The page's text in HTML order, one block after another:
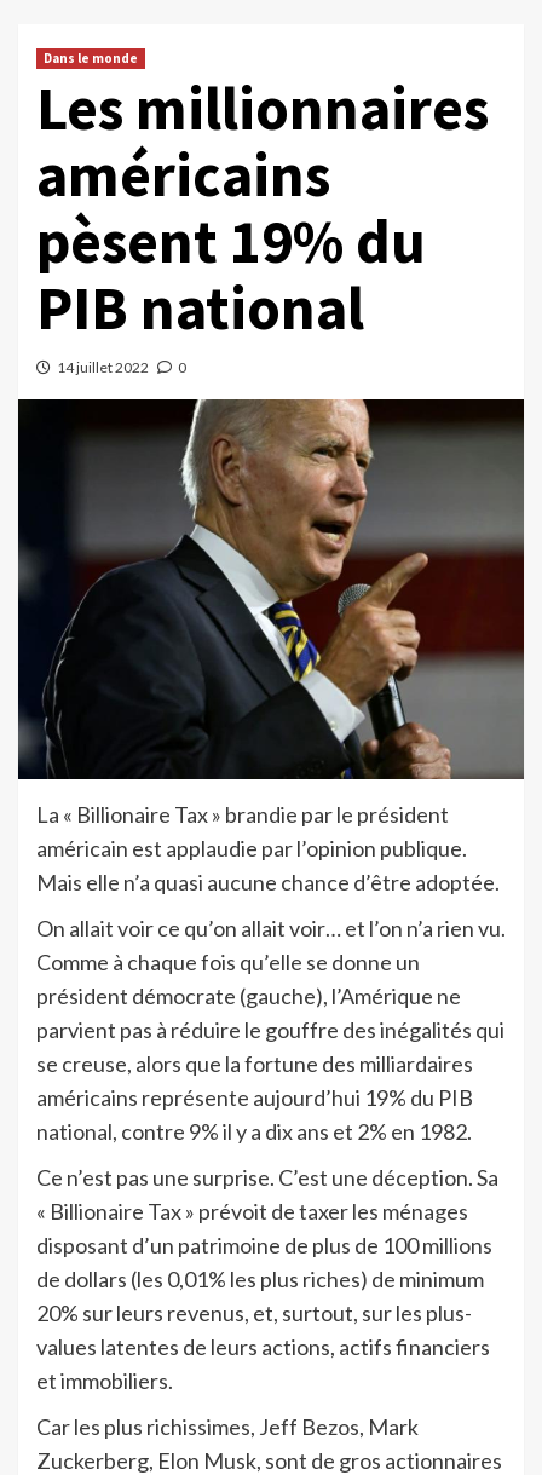
Dans le monde
Les millionnaires
américains
pèsent 19% du
PIB national
14 juillet 2022 0
La « Billionaire Tax » brandie par le président
américain est applaudie par l’opinion publique.
Mais elle n’a quasi aucune chance d’être adoptée.
On allait voir ce qu’on allait voir… et l’on n’a rien vu.
Comme à chaque fois qu’elle se donne un
président démocrate (gauche), l’Amérique ne
parvient pas à réduire le gouffre des inégalités qui
se creuse, alors que la fortune des milliardaires
américains représente aujourd’hui 19% du PIB
national, contre 9% il y a dix ans et 2% en 1982.
Ce n’est pas une surprise. C’est une déception. Sa
« Billionaire Tax » prévoit de taxer les ménages
disposant d’un patrimoine de plus de 100 millions
de dollars (les 0,01% les plus riches) de minimum
20% sur leurs revenus, et, surtout, sur les plus-
values latentes de leurs actions, actifs financiers
et immobiliers.
Car les plus richissimes, Jeff Bezos, Mark
Zuckerberg, Elon Musk, sont de gros actionnaires